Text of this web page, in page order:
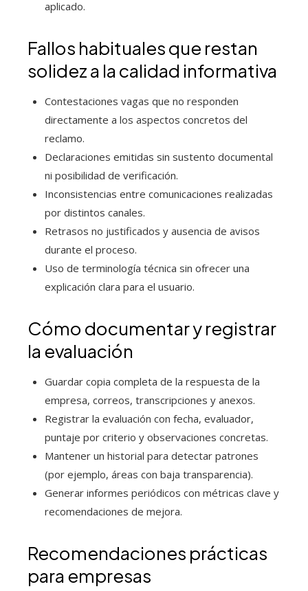
aplicado.
Fallos habituales que restan
solidez a la calidad informativa
Contestaciones vagas que no responden
directamente a los aspectos concretos del
reclamo.
Declaraciones emitidas sin sustento documental
ni posibilidad de verificación.
Inconsistencias entre comunicaciones realizadas
por distintos canales.
Retrasos no justificados y ausencia de avisos
durante el proceso.
Uso de terminología técnica sin ofrecer una
explicación clara para el usuario.
Cómo documentar y registrar
la evaluación
Guardar copia completa de la respuesta de la
empresa, correos, transcripciones y anexos.
Registrar la evaluación con fecha, evaluador,
puntaje por criterio y observaciones concretas.
Mantener un historial para detectar patrones
(por ejemplo, áreas con baja transparencia).
Generar informes periódicos con métricas clave y
recomendaciones de mejora.
Recomendaciones prácticas
para empresas